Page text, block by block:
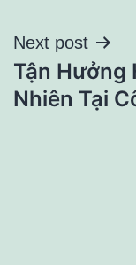
viết
Next post
Tận Hưởng
Nhiên Tại